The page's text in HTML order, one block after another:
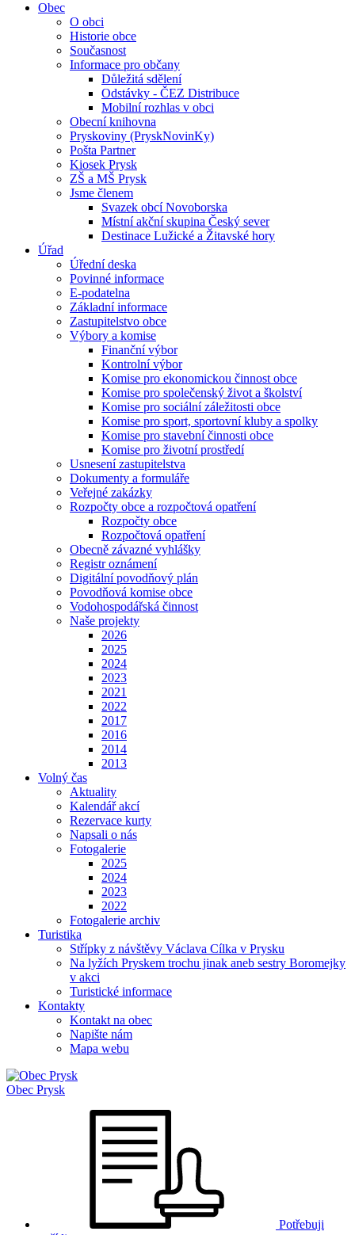
Obec
O obci
Historie obce
Současnost
Informace pro občany
Důležitá sdělení
Odstávky - ČEZ Distribuce
Mobilní rozhlas v obci
Obecní knihovna
Pryskoviny (PryskNovinKy)
Pošta Partner
Kiosek Prysk
ZŠ a MŠ Prysk
Jsme členem
Svazek obcí Novoborska
Místní akční skupina Český sever
Destinace Lužické a Žitavské hory
Úřad
Úřední deska
Povinné informace
E-podatelna
Základní informace
Zastupitelstvo obce
Výbory a komise
Finanční výbor
Kontrolní výbor
Komise pro ekonomickou činnost obce
Komise pro společenský život a školství
Komise pro sociální záležitosti obce
Komise pro sport, sportovní kluby a spolky
Komise pro stavební činnosti obce
Komise pro životní prostředí
Usnesení zastupitelstva
Dokumenty a formuláře
Veřejné zakázky
Rozpočty obce a rozpočtová opatření
Rozpočty obce
Rozpočtová opatření
Obecně závazné vyhlášky
Registr oznámení
Digitální povodňový plán
Povodňová komise obce
Vodohospodářská činnost
Naše projekty
2026
2025
2024
2023
2021
2022
2017
2016
2014
2013
Volný čas
Aktuality
Kalendář akcí
Rezervace kurty
Napsali o nás
Fotogalerie
2025
2024
2023
2022
Fotogalerie archiv
Turistika
Střípky z návštěvy Václava Cílka v Prysku
Na lyžích Pryskem trochu jinak aneb sestry Boromejky
v akci
Turistické informace
Kontakty
Kontakt na obec
Napište nám
Mapa webu
Obec Prysk
Potřebuji